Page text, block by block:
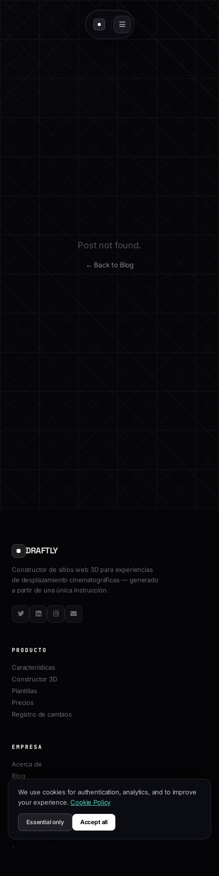
Post not found.
← Back to Blog
DRAFTLY
Constructor de sitios web 3D para experiencias
de desplazamiento cinematográficas — generado
a partir de una única instrucción.
TwitterLinkedInInstagram
Email
PRODUCTO
Características
Constructor 3D
Plantillas
Precios
Registro de cambios
EMPRESA
Acerca de
Blog
Contacto
RECURSOS
Documentación
We use cookies for authentication, analytics, and to improve
your experience. Cookie Policy
Essential only Accept all